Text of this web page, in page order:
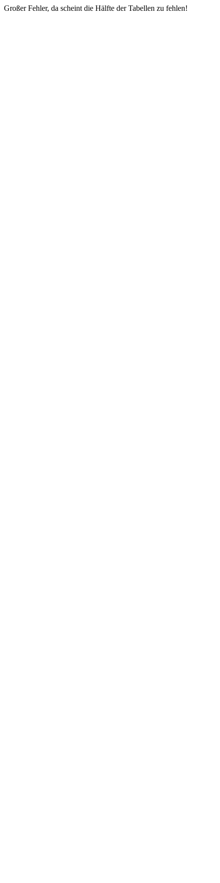
Großer Fehler, da scheint die Hälfte der Tabellen zu fehlen!